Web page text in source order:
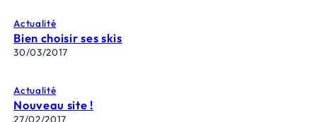
Actualité
Bien choisir ses skis
30/03/2017
Actualité
Nouveau site !